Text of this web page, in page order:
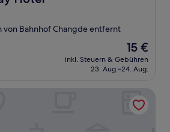
von Bahnhof Changde entfernt
Der
Preis
beträgt
15 €
inkl. Steuern & Gebühren
23. Aug.–24. Aug.
(Changde Huanlecheng High Speed